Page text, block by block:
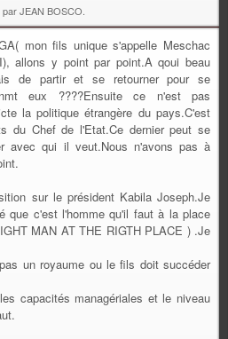
JEAN BOSCO.
mon fils unique s'appelle Meschac
allons y point par point.A qoui beau
de partir et se retourner pour se
eux ????Ensuite ce n'est pas
la politique étrangère du pays.C'est
du Chef de l'Etat.Ce dernier peut se
avec qui il veut.Nous n'avons pas à
sur le président Kabila Joseph.Je
que c'est l'homme qu'il faut à la place
MAN AT THE RIGTH PLACE ) .Je
un royaume ou le fils doit succéder
capacités managériales et le niveau